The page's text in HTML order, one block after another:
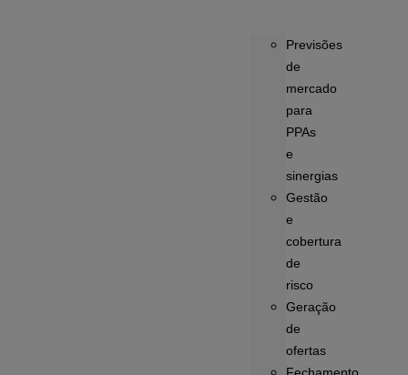
Previsões
de
mercado
para
PPAs
e
sinergias
Gestão
e
cobertura
de
risco
Geração
de
ofertas